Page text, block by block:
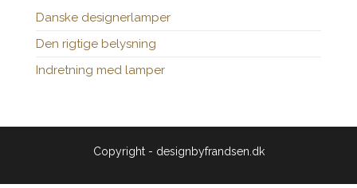
Danske designerlamper
Den rigtige belysning
Indretning med lamper